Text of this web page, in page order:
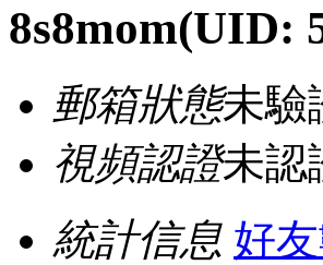
8s8mom(UID:
郵箱狀態未驗
視頻認證未認
統計信息 好